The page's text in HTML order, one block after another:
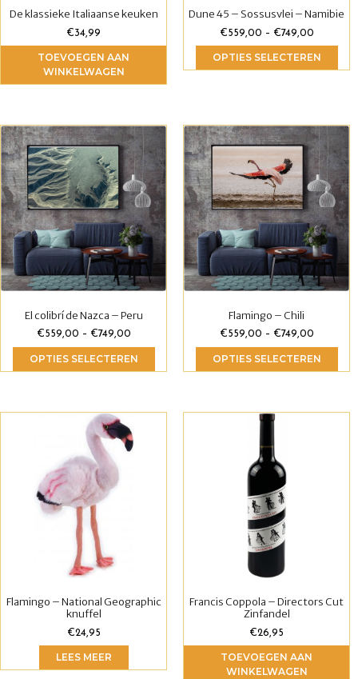
De klassieke Italiaanse keuken
€34,99
TOEVOEGEN AAN
WINKELWAGEN
Dune 45 – Sossusvlei – Namibie
€559,00 – €749,00
OPTIES SELECTEREN
El colibrí de Nazca – Peru
€559,00 – €749,00
OPTIES SELECTEREN
Flamingo – Chili
€559,00 – €749,00
OPTIES SELECTEREN
Flamingo – National Geographic
knuffel
€24,95
LEES MEER
Francis Coppola – Directors Cut
Zinfandel
€26,95
TOEVOEGEN AAN
WINKELWAGEN